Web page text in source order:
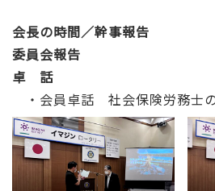
会長の時間／幹事報告
委員会報告
卓 話
・会員卓話 社会保険労務士の